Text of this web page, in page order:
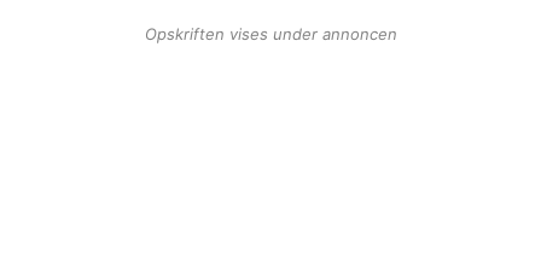
Opskriften vises under annoncen